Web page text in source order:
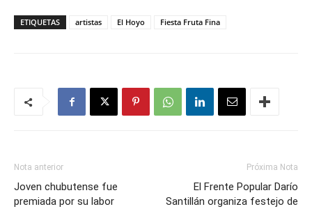
ETIQUETAS artistas El Hoyo Fiesta Fruta Fina
Nota anterior
Joven chubutense fue
premiada por su labor
Próxima Nota
El Frente Popular Darío
Santillán organiza festejo de